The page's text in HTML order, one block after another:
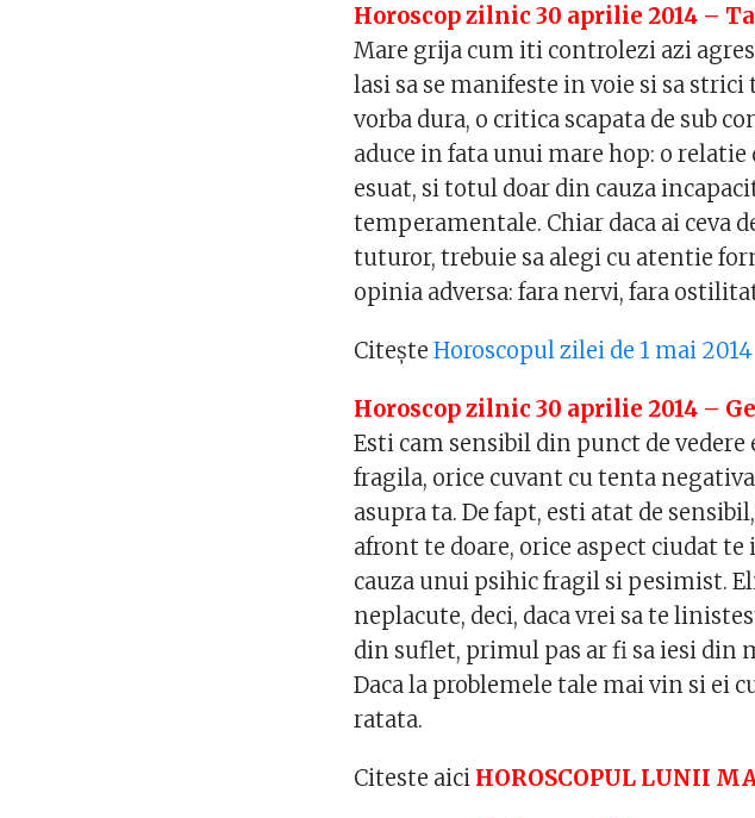
Horoscop zilnic 30 aprilie 2014 –
Mare grija cum iti controlezi azi
lasi sa se manifeste in voie si sa
vorba dura, o critica scapata de sub
aduce in fata unui mare hop: o
esuat, si totul doar din cauza
temperamentale. Chiar daca ai ceva
tuturor, trebuie sa alegi cu atentie
opinia adversa: fara nervi, fara
CiteșteHoroscopul zilei de 1 mai 2014
Horoscop zilnic 30 aprilie 2014 –
Esti cam sensibil din punct de
fragila, orice cuvant cu tenta
asupra ta. De fapt, esti atat de
afront te doare, orice aspect ciudat
cauza unui psihic fragil si pesimist.
neplacute, deci, daca vrei sa te
din suflet, primul pas ar fi sa iesi din
Daca la problemele tale mai vin si ei
ratata.
Citeste aici HOROSCOPUL LUNII